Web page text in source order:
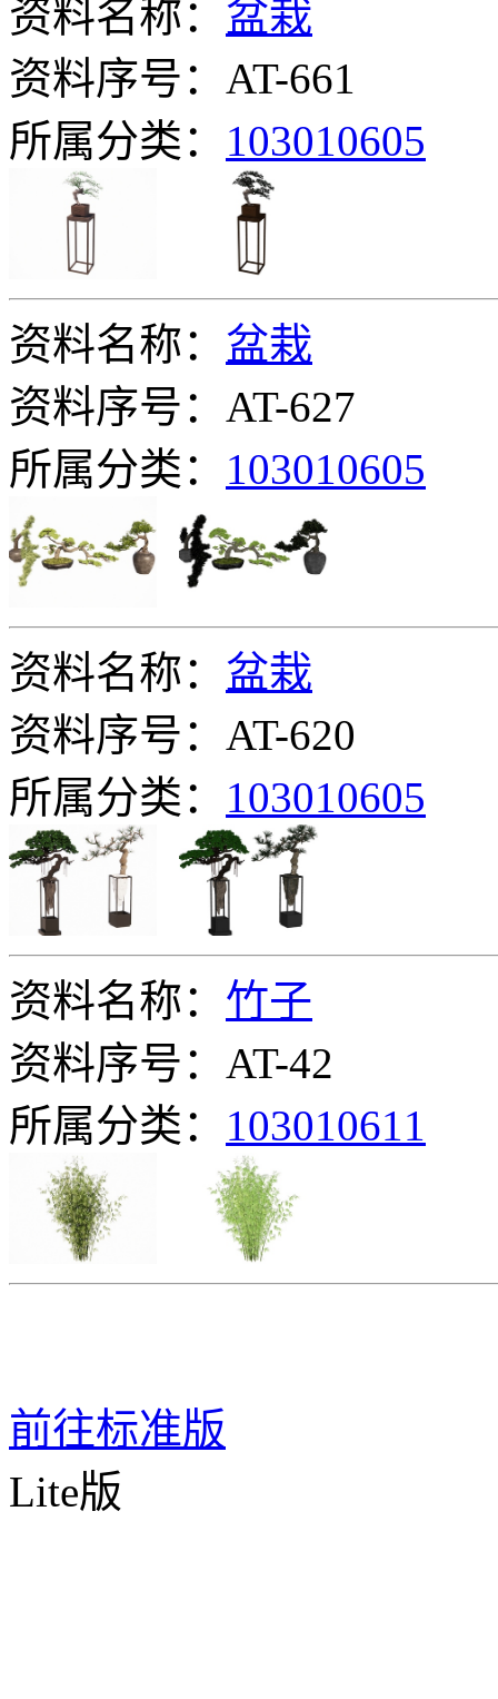
资料名称： 盆栽
资料序号：AT-661
所属分类： 103010605
资料名称： 盆栽
资料序号：AT-627
所属分类： 103010605
资料名称： 盆栽
资料序号：AT-620
所属分类： 103010605
资料名称： 竹子
资料序号：AT-42
所属分类： 103010611
前往标准版
Lite版